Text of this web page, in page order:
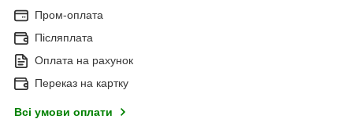
Пром-оплата
Післяплата
Оплата на рахунок
Переказ на картку
Всі умови оплати